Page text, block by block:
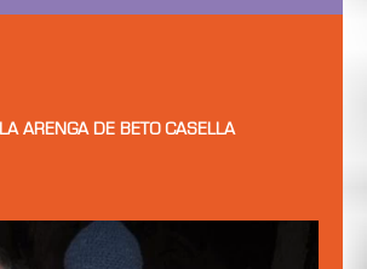
LA ARENGA DE BETO CASELLA